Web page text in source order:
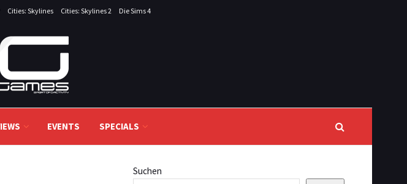
Cities: Skylines Cities: Skylines 2 Die Sims 4
EVENTS SPECIALS
Suchen